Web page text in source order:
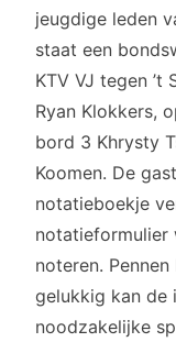
jeugdige leden
staat een
KTV VJ tegen ’t
Ryan Klokkers,
bord 3 Khrysty
Koomen. De
notatieboekje
notatieformulier
noteren.
gelukkig kan de
noodzakelijke